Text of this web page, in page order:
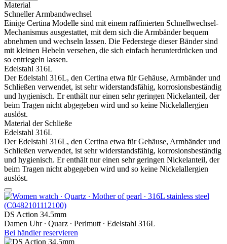
Material
Schneller Armbandwechsel
Einige Certina Modelle sind mit einem raffinierten Schnellwechsel-
Mechanismus ausgestattet, mit dem sich die Armbänder bequem
abnehmen und wechseln lassen. Die Federstege dieser Bänder sind
mit kleinen Hebeln versehen, die sich einfach herunterdrücken und
so entriegeln lassen.
Edelstahl 316L
Der Edelstahl 316L, den Certina etwa für Gehäuse, Armbänder und
Schließen verwendet, ist sehr widerstandsfähig, korrosionsbeständig
und hygienisch. Er enthält nur einen sehr geringen Nickelanteil, der
beim Tragen nicht abgegeben wird und so keine Nickelallergien
auslöst.
Material der Schließe
Edelstahl 316L
Der Edelstahl 316L, den Certina etwa für Gehäuse, Armbänder und
Schließen verwendet, ist sehr widerstandsfähig, korrosionsbeständig
und hygienisch. Er enthält nur einen sehr geringen Nickelanteil, der
beim Tragen nicht abgegeben wird und so keine Nickelallergien
auslöst.
DS Action 34.5mm
Damen Uhr ∙ Quarz ∙ Perlmutt ∙ Edelstahl 316L
Bei händler reservieren